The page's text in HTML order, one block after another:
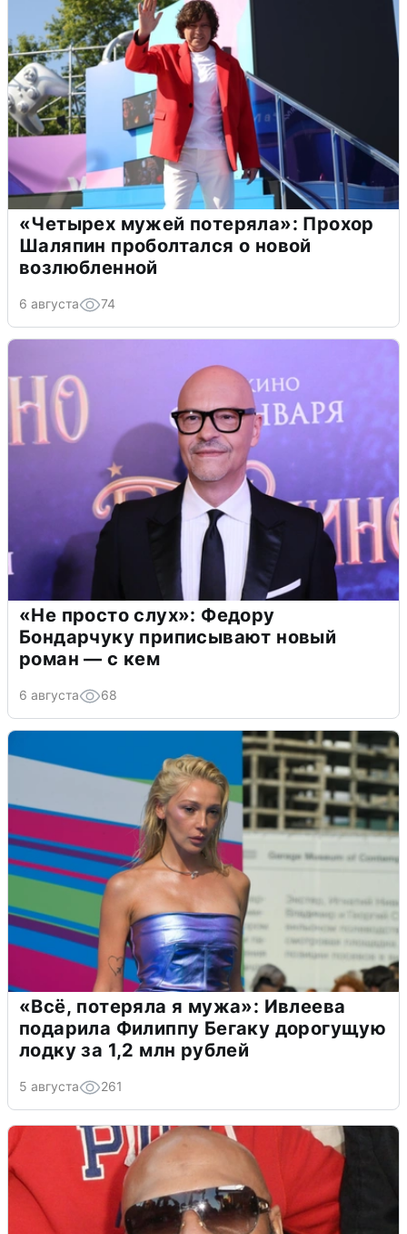
«Четырех мужей потеряла»: Прохор
Шаляпин проболтался о новой
возлюбленной
6 августа 74
«Не просто слух»: Федору
Бондарчуку приписывают новый
роман — с кем
6 августа 68
«Всё, потеряла я мужа»: Ивлеева
подарила Филиппу Бегаку дорогущую
лодку за 1,2 млн рублей
5 августа 261